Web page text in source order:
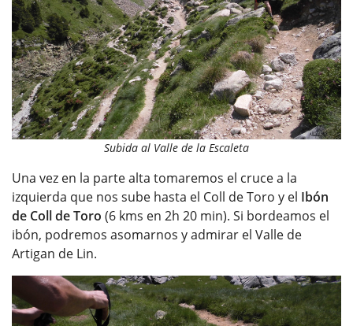
Subida al Valle de la Escaleta
Una vez en la parte alta tomaremos el cruce a la
izquierda que nos sube hasta el Coll de Toro y el Ibón
de Coll de Toro (6 kms en 2h 20 min). Si bordeamos el
ibón, podremos asomarnos y admirar el Valle de
Artigan de Lin.